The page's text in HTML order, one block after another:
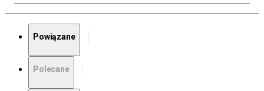
Powiązane
Polecane